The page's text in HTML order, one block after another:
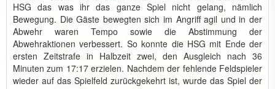
HSG das was ihr das ganze Spiel nicht gelang, nämlich
Bewegung. Die Gäste bewegten sich im Angriff agil und in der
Abwehr waren Tempo sowie die Abstimmung der
Abwehraktionen verbessert. So konnte die HSG mit Ende der
ersten Zeitstrafe in Halbzeit zwei, den Ausgleich nach 36
Minuten zum 17:17 erzielen. Nachdem der fehlende Feldspieler
wieder auf das Spielfeld zurückgekehrt ist, wurde das Spiel der